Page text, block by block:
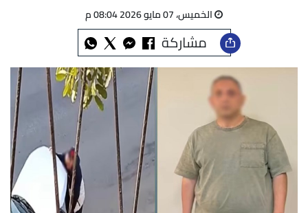
الخميس، 07 مايو 2026 08:04 م
مشاركة